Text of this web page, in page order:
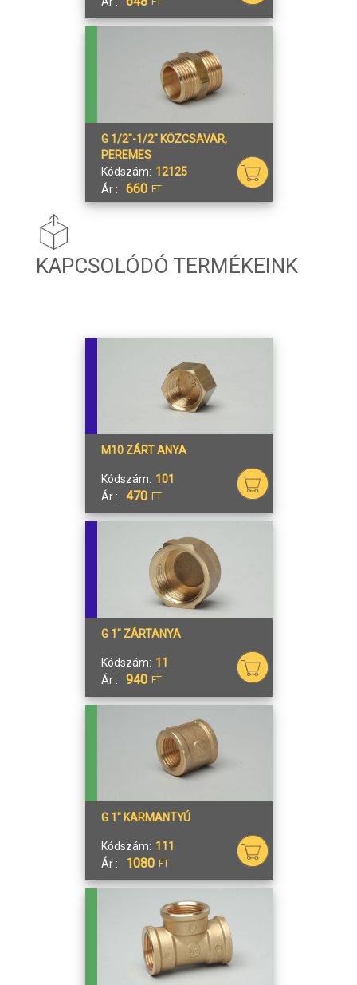
G 1/2"-1/2" KÖZCSAVAR,
PEREMES
Kódszám: 12125
Ár :
660 FT
KAPCSOLÓDÓ TERMÉKEINK
M10 ZÁRT ANYA
Kódszám: 101
Ár :
470 FT
G 1" ZÁRTANYA
Kódszám: 11
Ár :
940 FT
G 1" KARMANTYÚ
Kódszám: 111
Ár :
1080 FT